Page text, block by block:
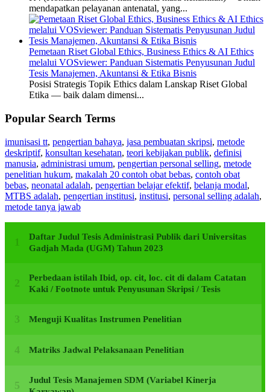
mendapatkan pelayanan antenatal, yang...
Pemetaan Riset Global Ethics, Business Ethics & AI Ethics
melalui VOSviewer: Panduan Sistematis Penyusunan Judul
Tesis Manajemen, Akuntansi & Etika Bisnis
Posisi Strategis Topik Ethics dalam Lanskap Riset Global
Etika — baik dalam dimensi...
Popular Search Terms
imunisasi tt, pengertian bahaya, jasa pembuatan skripsi, metode
deskriptif, konsultan kesehatan, teori kebijakan publik, definisi
manusia, administrasi umum, pengertian personal selling, metode
penelitian hukum, makalah 20 contoh obat bebas, contoh obat
bebas, neonatal adalah, pengertian belajar efektif, belanja modal,
MTBS adalah, pengertian institusi, institusi, personal selling adalah,
metode tanya jawab
Daftar Judul Tesis Administrasi Publik dari Universitas
Gadjah Mada (UGM) Tahun 2023
Perbedaan istilah Ibid, op. cit, loc. cit di dalam Catatan
Kaki / Footnote untuk Penyusunan Skripsi / Tesis
Menguji Kualitas Instrumen Penelitian
Matriks Jadwal Pelaksanaan Penelitian
Judul Tesis Manajemen SDM (Variabel Kinerja